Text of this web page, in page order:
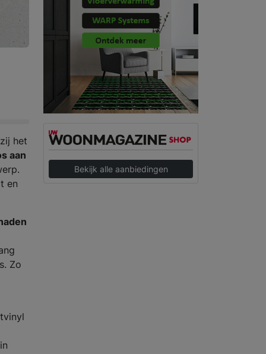
het
aan
en
Zo
Bekijk alle aanbiedingen